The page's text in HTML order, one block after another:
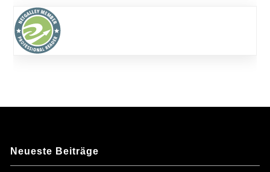
Neueste Beiträge